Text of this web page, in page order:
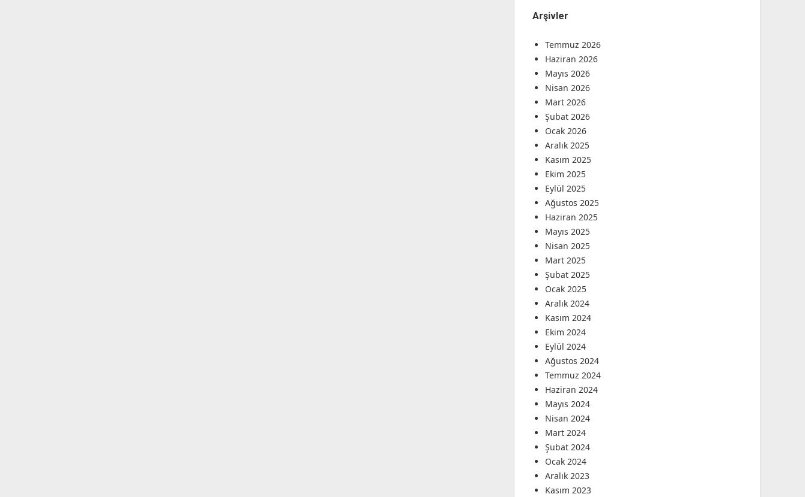
Arşivler
Temmuz 2026
Haziran 2026
Mayıs 2026
Nisan 2026
Mart 2026
Şubat 2026
Ocak 2026
Aralık 2025
Kasım 2025
Ekim 2025
Eylül 2025
Ağustos 2025
Haziran 2025
Mayıs 2025
Nisan 2025
Mart 2025
Şubat 2025
Ocak 2025
Aralık 2024
Kasım 2024
Ekim 2024
Eylül 2024
Ağustos 2024
Temmuz 2024
Haziran 2024
Mayıs 2024
Nisan 2024
Mart 2024
Şubat 2024
Ocak 2024
Aralık 2023
Kasım 2023